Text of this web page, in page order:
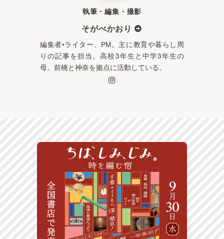
執筆・編集・撮影
そがべかおり
編集者•ライター、PM。主に教育や暮らし周
りの記事を担当。高校3年生と中学3年生の
母。前橋と神奈を拠点に活動している。